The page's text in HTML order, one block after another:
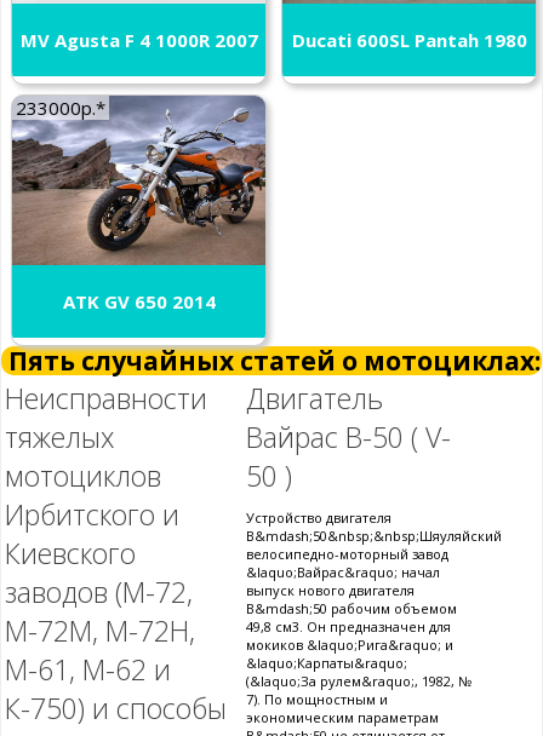
MV Agusta F 4 1000R 2007 Ducati 600SL Pantah 1980
233000р.*
ATK GV 650 2014
Пять случайных статей о мотоциклах:
Неисправности
тяжелых
мотоциклов
Ирбитского и
Киевского
заводов (М-72,
М-72М, М-72Н,
М-61, М-62 и
К-750) и способы
Двигатель
Вайрас В-50 ( V-
50 )
Устройство двигателя
В&mdash;50&nbsp;&nbsp;Шяуляйский
велосипедно-моторный завод
&laquo;Вайрас&raquo; начал
выпуск нового двигателя
В&mdash;50 рабочим объемом
49,8 см3. Он предназначен для
мокиков &laquo;Рига&raquo; и
&laquo;Карпаты&raquo;
(&laquo;За рулем&raquo;, 1982, №
7). По мощностным и
экономическим параметрам